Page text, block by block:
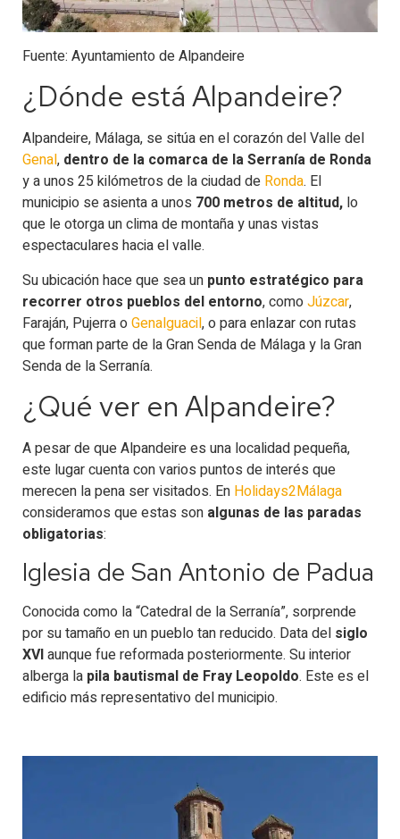
Fuente: Ayuntamiento de Alpandeire
¿Dónde está Alpandeire?
Alpandeire, Málaga, se sitúa en el corazón del Valle del
Genal, dentro de la comarca de la Serranía de Ronda
y a unos 25 kilómetros de la ciudad de Ronda. El
municipio se asienta a unos 700 metros de altitud, lo
que le otorga un clima de montaña y unas vistas
espectaculares hacia el valle.
Su ubicación hace que sea un punto estratégico para
recorrer otros pueblos del entorno, comoJúzcar,
Faraján, Pujerra oGenalguacil, o para enlazar con rutas
que forman parte de la Gran Senda de Málaga y la Gran
Senda de la Serranía.
¿Qué ver en Alpandeire​?
A pesar de que Alpandeire es una localidad pequeña,
este lugar cuenta con varios puntos de interés que
merecen la pena ser visitados. En Holidays2Málaga
consideramos que estas son algunas de las paradas
obligatorias:
Iglesia de San Antonio de Padua
Conocida como la “Catedral de la Serranía”, sorprende
por su tamaño en un pueblo tan reducido. Data del siglo
XVIaunque fue reformada posteriormente. Su interior
alberga la pila bautismal de Fray Leopoldo. Este es el
edificio más representativo del municipio.